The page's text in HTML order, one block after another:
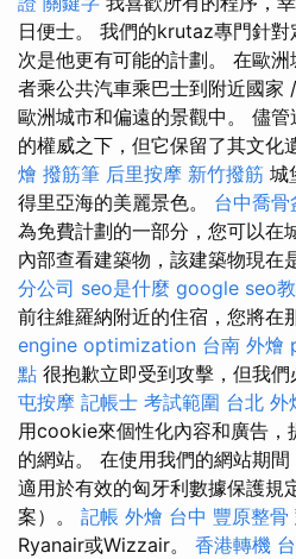
日便士。 我們的krutaz專門針
次是他更有可能的計劃。 在歐
者乘公共汽車乘巴士到附近國家
歐洲城市和偏遠的景觀中。 儘
的權威之下，但它保留了其文化
燴 撥筋筆 后里按摩 新竹撥筋 城
得里亞海的美麗景色。 台中喬骨
為免費計劃的一部分，您可以在
內部查看建築物，該建築物現在
分公司 seo是什麼 google seo
前往維羅納附近的住宿，您將在
engine optimization 台南 外燴
點 很抱歉立即受到攻擊，但我們
屯按摩 記帳士 考試範圍 台北 外
用cookie來個性化內容和廣告，
的網站。 在使用我們的網站期
適用於有效的匈牙利數據保護規
案）。 記帳 外燴 台中 豐原整骨
Ryanair或Wizzair。 香港轉機